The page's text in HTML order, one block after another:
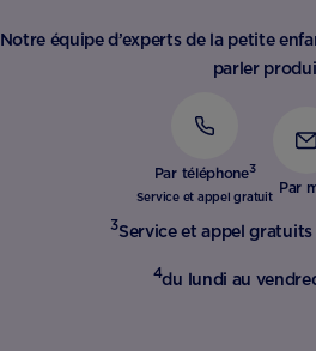
Notre équipe d’experts de la petite
parler
Par téléphone3
Service et appel gratuit Par
3Service et appel
4du lundi au